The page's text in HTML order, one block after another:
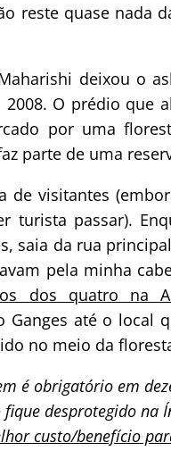
reste quase nada
deixou o
O prédio que
por uma
parte de uma
de visitantes
turista passar).
saia da rua
pela minha
dos quatro na
até o local
no meio da
é obrigatório em
fique desprotegido na
custo/benefício